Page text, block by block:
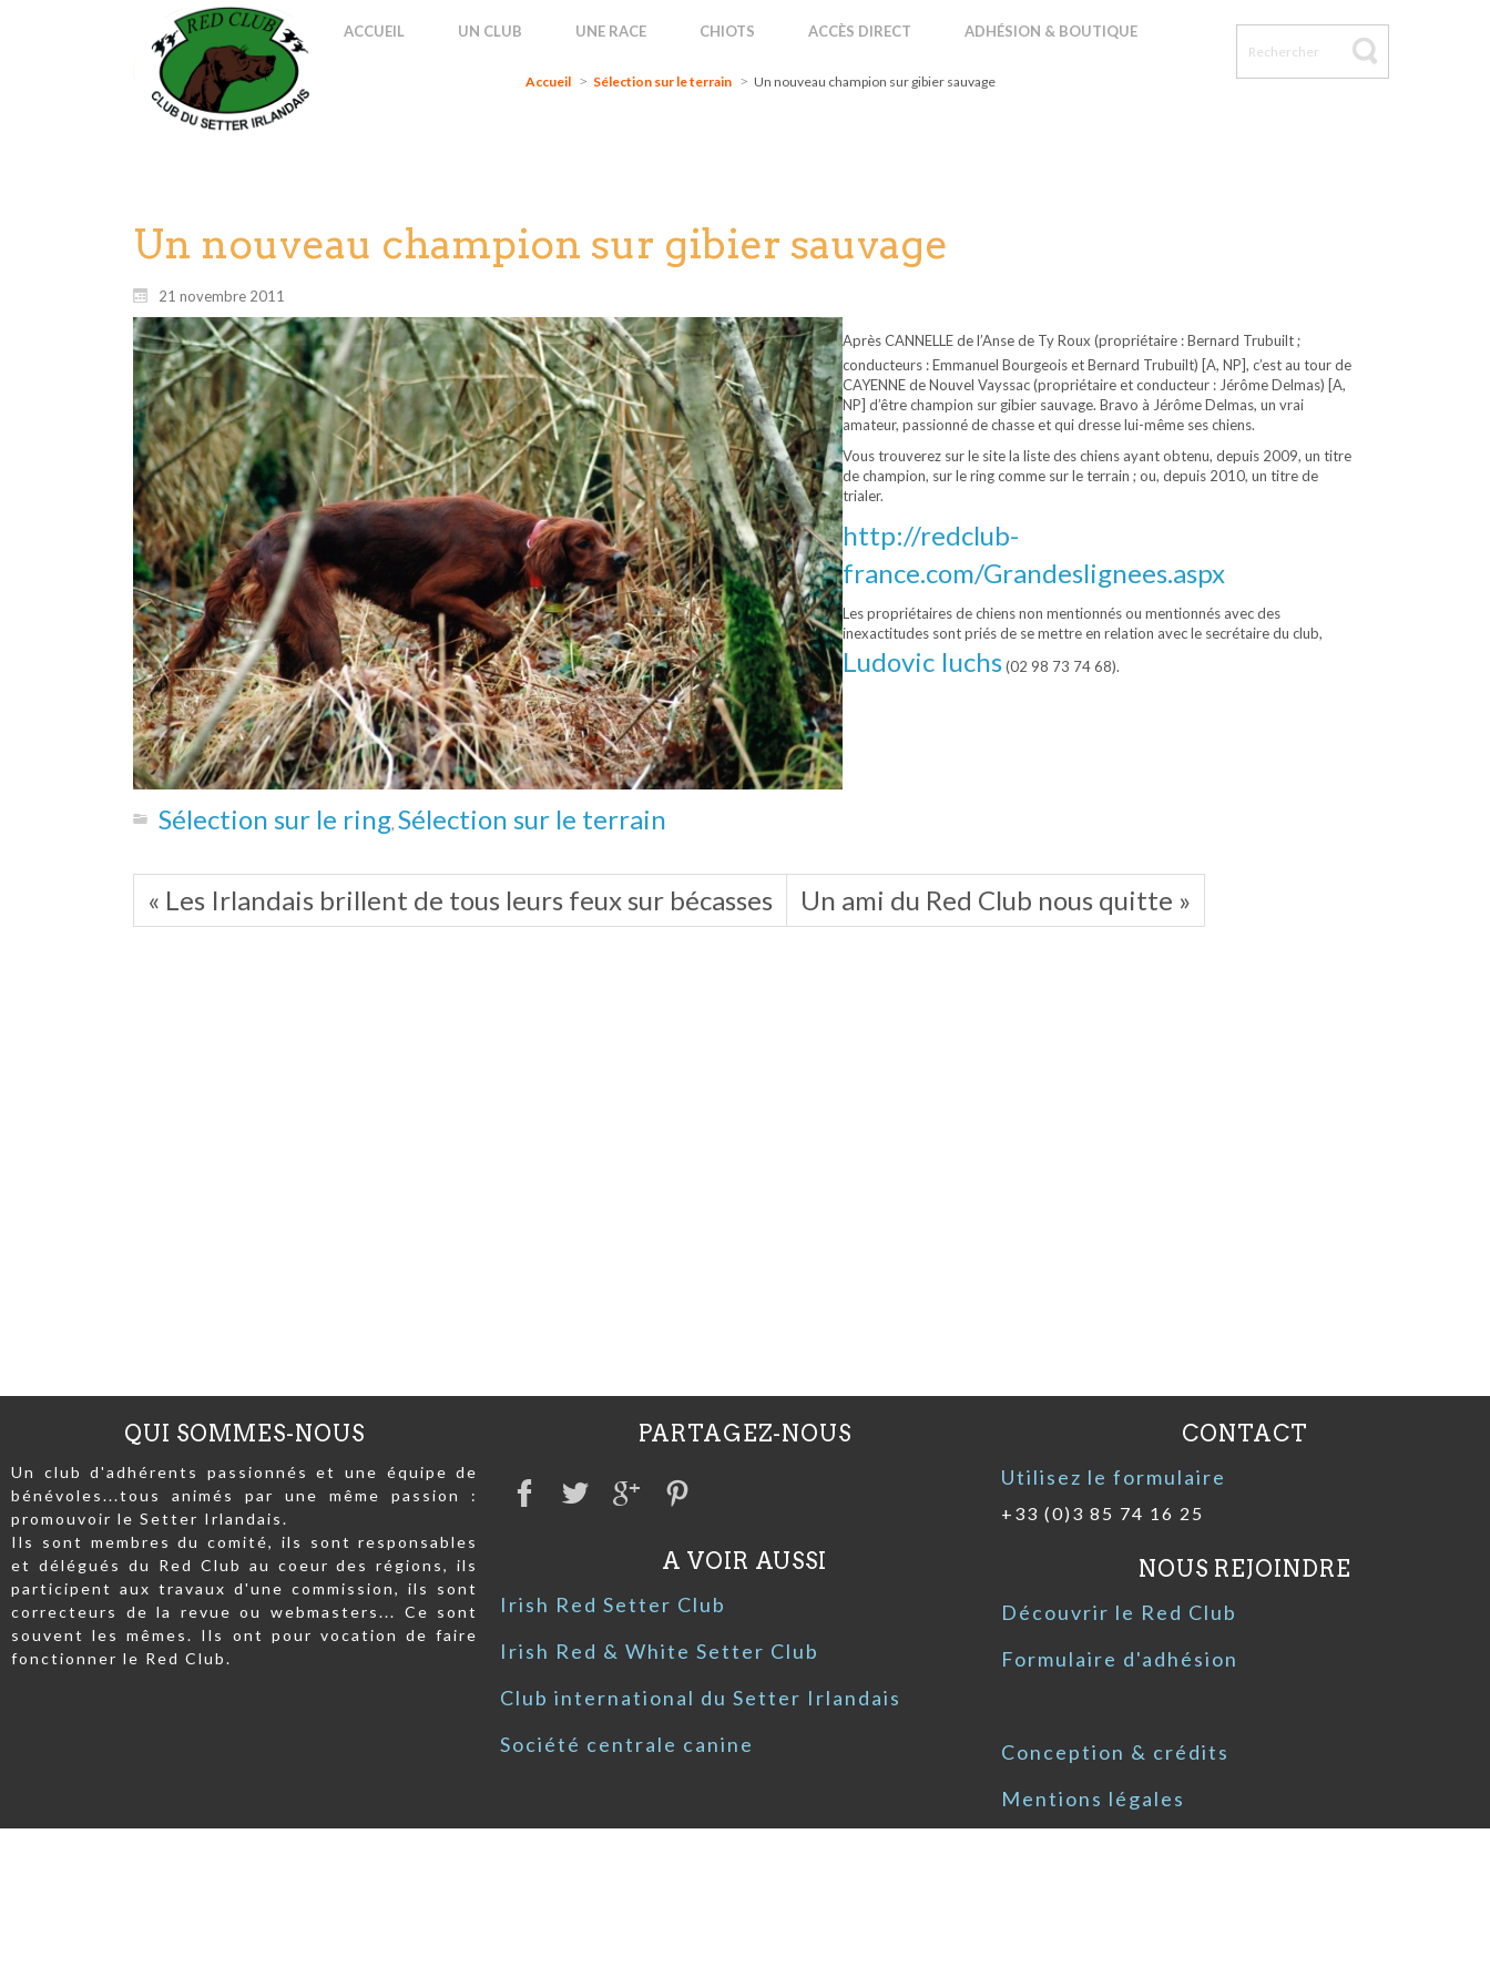
ACCUEIL UN CLUB UNE RACE CHIOTS ACCÈS DIRECT ADHÉSION & BOUTIQUE
Accueil Sélection sur le terrain Un nouveau champion sur gibier sauvage
Un nouveau champion sur gibier sauvage
21 novembre 2011
Après CANNELLE de l’Anse de Ty Roux (propriétaire : Bernard Trubuilt ;
conducteurs : Emmanuel Bourgeois et Bernard Trubuilt) [A, NP], c’est au tour de
CAYENNE de Nouvel Vayssac (propriétaire et conducteur : Jérôme Delmas) [A,
NP] d’être champion sur gibier sauvage. Bravo à Jérôme Delmas, un vrai
amateur, passionné de chasse et qui dresse lui-même ses chiens.
Vous trouverez sur le site la liste des chiens ayant obtenu, depuis 2009, un titre
de champion, sur le ring comme sur le terrain ; ou, depuis 2010, un titre de
trialer.
http://redclub-
france.com/Grandeslignees.aspx
Les propriétaires de chiens non mentionnés ou mentionnés avec des
inexactitudes sont priés de se mettre en relation avec le secrétaire du club,
Ludovic Iuchs(02 98 73 74 68).
Sélection sur le ring, Sélection sur le terrain
« Les Irlandais brillent de tous leurs feux sur bécasses Un ami du Red Club nous quitte »
QUI SOMMES-NOUS
Un club d'adhérents passionnés et une équipe de
bénévoles...tous animés par une même passion :
promouvoir le Setter Irlandais.
Ils sont membres du comité, ils sont responsables
et délégués du Red Club au coeur des régions, ils
participent aux travaux d'une commission, ils sont
correcteurs de la revue ou webmasters... Ce sont
souvent les mêmes. Ils ont pour vocation de faire
fonctionner le Red Club.
PARTAGEZ-NOUS
A VOIR AUSSI
Irish Red Setter Club
Irish Red & White Setter Club
Club international du Setter Irlandais
Société centrale canine
CONTACT
Utilisez le formulaire
+33 (0)3 85 74 16 25
NOUS REJOINDRE
Découvrir le Red Club
Formulaire d'adhésion
Conception & crédits
Mentions légales